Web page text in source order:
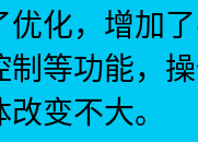
优化，增加
制等功能，
变不大。